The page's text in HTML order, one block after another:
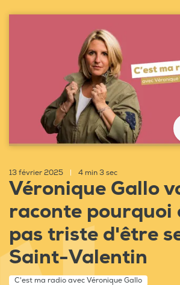
13 février 2025 4 min 3 sec
Véronique Gallo
raconte pourquoi
pas triste d'être
Saint-Valentin
C'est ma radio avec Véronique Gallo